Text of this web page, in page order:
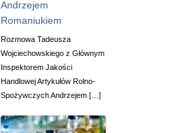
Andrzejem
Romaniukiem
Rozmowa Tadeusza
Wojciechowskiego z Głównym
Inspektorem Jakości
Handlowej Artykułów Rolno-
Spożywczych Andrzejem […]